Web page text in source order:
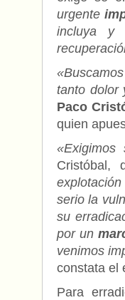
urgente
incluya y
tanto dolor
Paco
quien
«Exigimos
Cristóbal,
serio la
su
por un
venimos
constata el
Para